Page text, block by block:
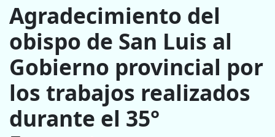
Agradecimiento del
obispo de San Luis al
Gobierno provincial por
los trabajos realizados
durante el 35°